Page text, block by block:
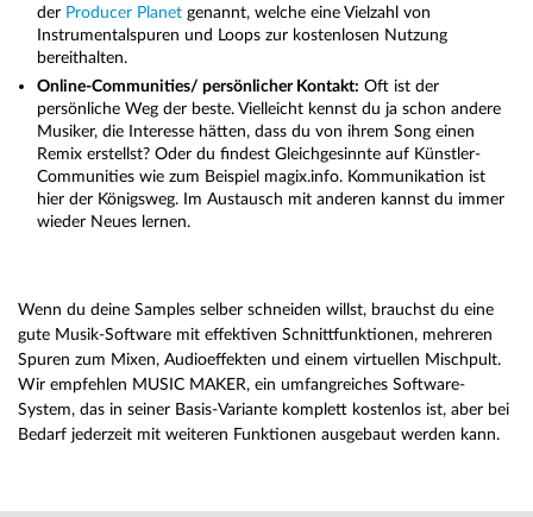
der Producer Planet genannt, welche eine Vielzahl von
Instrumentalspuren und Loops zur kostenlosen Nutzung
bereithalten.
Online-Communities/ persönlicher Kontakt: Oft ist der
persönliche Weg der beste. Vielleicht kennst du ja schon andere
Musiker, die Interesse hätten, dass du von ihrem Song einen
Remix erstellst? Oder du findest Gleichgesinnte auf Künstler-
Communities wie zum Beispiel magix.info. Kommunikation ist
hier der Königsweg. Im Austausch mit anderen kannst du immer
wieder Neues lernen.
Wenn du deine Samples selber schneiden willst, brauchst du eine
gute Musik-Software mit effektiven Schnittfunktionen, mehreren
Spuren zum Mixen, Audioeffekten und einem virtuellen Mischpult.
Wir empfehlen MUSIC MAKER, ein umfangreiches Software-
System, das in seiner Basis-Variante komplett kostenlos ist, aber bei
Bedarf jederzeit mit weiteren Funktionen ausgebaut werden kann.